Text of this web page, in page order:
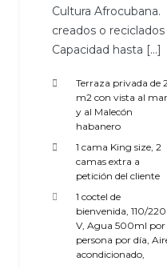
Cultura
creados o
Capacidad hasta […]
Terraza privada de
m2 con vista al mar
y al Malecón
habanero
1 cama King size, 2
camas extra a
petición del cliente
1 coctel de
bienvenida, 110/220
V, Agua 500ml por
persona por día,
acondicionado,